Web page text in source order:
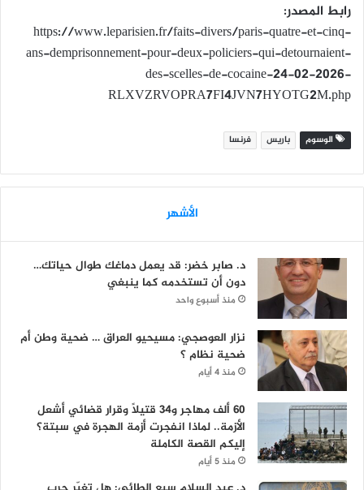
رابط المصدر:
https://www.leparisien.fr/faits-divers/paris-quatre-et-cinq-
ans-demprisonnement-pour-deux-policiers-qui-detournaient-
des-scelles-de-cocaine-24-02-2026-
RLXVZRVOPRA7FI4JVN7HYOTG2M.php
الوسوم باريس فرنسا
الأشهر
د. صابر خضر: قد يعمل دماغك طوال حياتك…
دون أن تستخدمه كما ينبغي
منذ أسبوع واحد
نزار العوصجي: مسيحيو العراق … ضحية وطن أم
ضحية نظام ؟
منذ 4 أيام
60 ألف مهاجر و34 قتيلاً وقرار قضائي أشعل
الأزمة.. لماذا انفجرت أزمة الهجرة في سبتة؟
إليكم القصة الكاملة
منذ 5 أيام